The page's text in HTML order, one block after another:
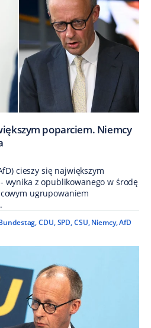
poparciem. Niemcy
cieszy się największym
wynika z opublikowanego w środę
ugrupowaniem
,CDU,SPD,CSU, Niemcy,AfD